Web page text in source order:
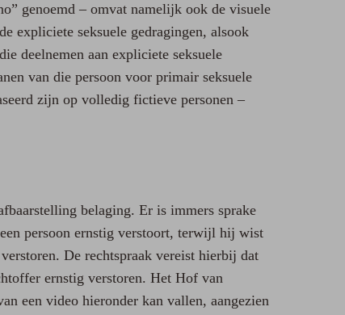
genoemd – omvat namelijk ook de visuele
expliciete seksuele gedragingen, alsook
deelnemen aan expliciete seksuele
van die persoon voor primair seksuele
zijn op volledig fictieve personen –
belaging. Er is immers sprake
persoon ernstig verstoort, terwijl hij wist
De rechtspraak vereist hierbij dat
ernstig verstoren. Het Hof van
een video hieronder kan vallen, aangezien